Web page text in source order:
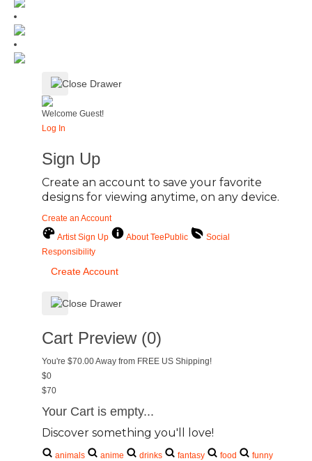
Welcome Guest!
Log In
Sign Up
Create an account to save your favorite
designs for viewing anytime, on any device.
Create an Account
Artist Sign Up
About TeePublic
Social
Responsibility
Create Account
Cart Preview (0)
You're $70.00Away from FREE US Shipping!
$0
$70
Your Cart is empty...
Discover something you'll love!
animals anime drinks fantasy food
funny